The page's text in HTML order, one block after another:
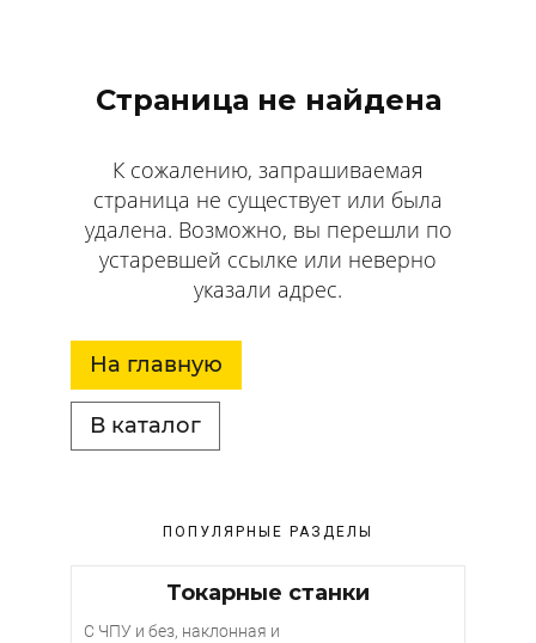
Страница не найдена
К сожалению, запрашиваемая
страница не существует или была
удалена. Возможно, вы перешли по
устаревшей ссылке или неверно
указали адрес.
На главную
В каталог
ПОПУЛЯРНЫЕ РАЗДЕЛЫ
Токарные станки
С ЧПУ и без, наклонная и